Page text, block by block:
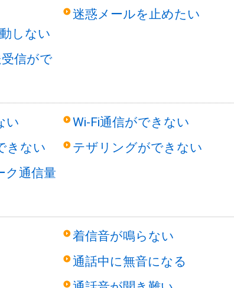
しない
信がで
迷惑メールを止めたい
い
きない
ク通信量
Wi-Fi通信ができない
テザリングができない
着信音が鳴らない
通話中に無音になる